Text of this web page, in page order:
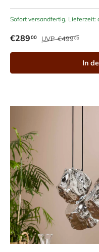
Sofort versandfertig, Lieferzeit:
€28900 UVP€49900
In